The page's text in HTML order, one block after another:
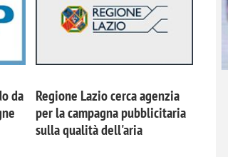
da
Regione Lazio cerca agenzia
per la campagna pubblicitaria
sulla qualità dell'aria
Ricerche di mercato. Neri, Ipsos
«Non basta più descrivere i
bisogna comprenderli e
tradurli in azioni»